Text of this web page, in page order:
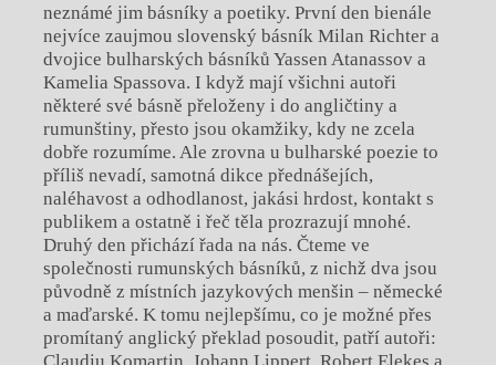
neznámé jim básníky a poetiky. První den bienále
nejvíce zaujmou slovenský básník Milan Richter a
dvojice bulharských básníků Yassen Atanassov a
Kamelia Spassova. I když mají všichni autoři
některé své básně přeloženy i do angličtiny a
rumunštiny, přesto jsou okamžiky, kdy ne zcela
dobře rozumíme. Ale zrovna u bulharské poezie to
příliš nevadí, samotná dikce přednášejích,
naléhavost a odhodlanost, jakási hrdost, kontakt s
publikem a ostatně i řeč těla prozrazují mnohé.
Druhý den přichází řada na nás. Čteme ve
společnosti rumunských básníků, z nichž dva jsou
původně z místních jazykových menšin – německé
a maďarské. K tomu nejlepšímu, co je možné přes
promítaný anglický překlad posoudit, patří autoři: